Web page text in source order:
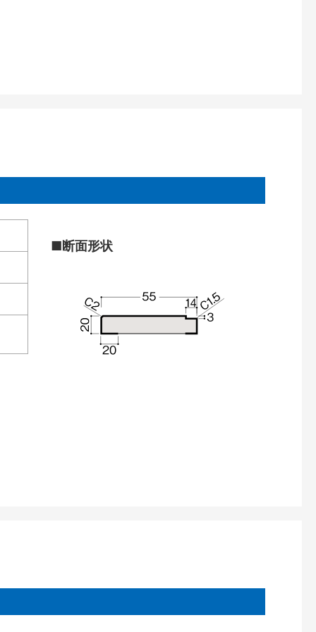
■断面形状